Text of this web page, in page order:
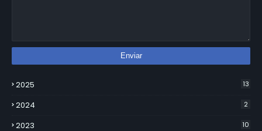
2025 13
2024 2
2023 10